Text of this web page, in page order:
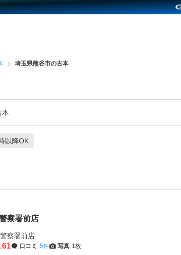
埼玉県熊谷市の古本
本
以降OK
察署前店
口コミ 5件 写真 1枚